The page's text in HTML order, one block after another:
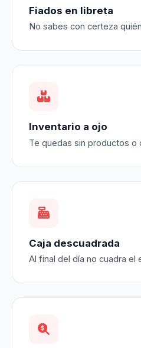
Fiados en libreta
No sabes con certeza
Inventario a ojo
Te quedas sin productos o
Caja descuadrada
Al final del día no cuadra el